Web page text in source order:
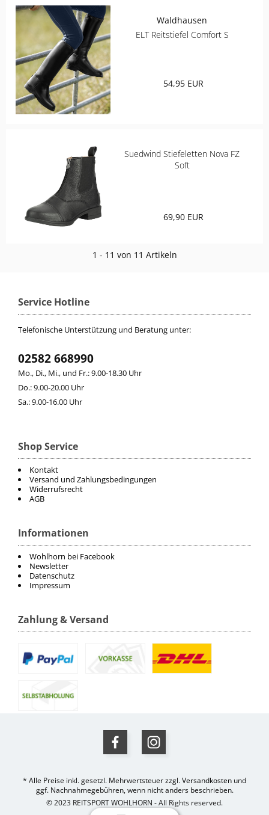
Waldhausen
ELT Reitstiefel Comfort S
54,95 EUR
Suedwind Stiefeletten Nova FZ
Soft
69,90 EUR
1 - 11 von 11 Artikeln
Service Hotline
Telefonische Unterstützung und Beratung unter:
02582 668990
Mo., Di., Mi., und Fr.: 9.00-18.30 Uhr
Do.: 9.00-20.00 Uhr
Sa.: 9.00-16.00 Uhr
Shop Service
Kontakt
Versand und Zahlungsbedingungen
Widerrufsrecht
AGB
Informationen
Wohlhorn bei Facebook
Newsletter
Datenschutz
Impressum
Zahlung & Versand
* Alle Preise inkl. gesetzl. Mehrwertsteuer zzgl.Versandkosten und
ggf. Nachnahmegebühren, wenn nicht anders beschrieben.
© 2023 REITSPORT WOHLHORN - All Rights reserved.